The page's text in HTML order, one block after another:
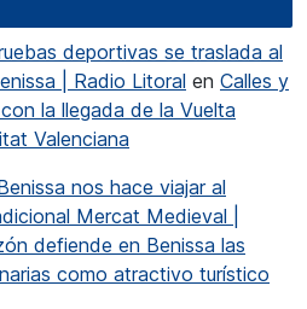
deportivas se traslada al
| Radio Litoral en Calles y
la llegada de la Vuelta
Valenciana
nos hace viajar al
Mercat Medieval |
defiende en Benissa las
como atractivo turístico